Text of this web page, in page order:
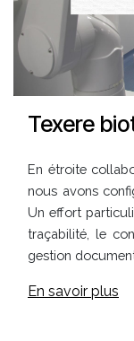
Texere
En étroite
nous avons
Un effort
traçabilité, le
gestion
En savoir plus